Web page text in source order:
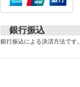
銀行振込
銀行振込による決済方法です。